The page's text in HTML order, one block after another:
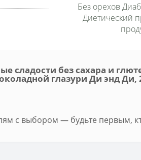
Без орехов
Диетический
сладости без сахара и
глазури Ди энд Ди,
с выбором — будьте первым,